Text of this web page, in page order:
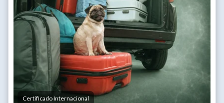
Certificado Internacional